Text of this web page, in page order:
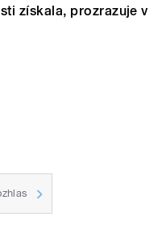
získala, prozrazuje v